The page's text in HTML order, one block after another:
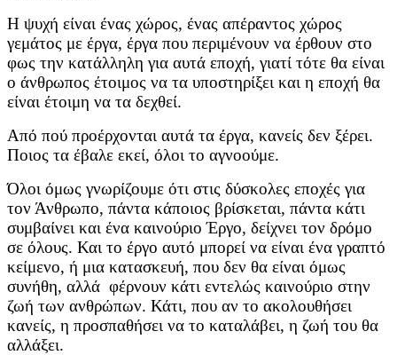
Η ψυχή είναι ένας χώρος, ένας απέραντος χώρος
γεμάτος με έργα, έργα που περιμένουν να έρθουν στο
φως την κατάλληλη για αυτά εποχή, γιατί τότε θα είναι
ο άνθρωπος έτοιμος να τα υποστηρίξει και η εποχή θα
είναι έτοιμη να τα δεχθεί.
Από πού προέρχονται αυτά τα έργα, κανείς δεν ξέρει.
Ποιος τα έβαλε εκεί, όλοι το αγνοούμε.
Όλοι όμως γνωρίζουμε ότι στις δύσκολες εποχές για
τον Άνθρωπο, πάντα κάποιος βρίσκεται, πάντα κάτι
συμβαίνει και ένα καινούριο Έργο, δείχνει τον δρόμο
σε όλους. Και το έργο αυτό μπορεί να είναι ένα γραπτό
κείμενο, ή μια κατασκευή, που δεν θα είναι όμως
συνήθη, αλλά φέρνουν κάτι εντελώς καινούριο στην
ζωή των ανθρώπων. Κάτι, που αν το ακολουθήσει
κανείς, η προσπαθήσει να το καταλάβει, η ζωή του θα
αλλάξει.